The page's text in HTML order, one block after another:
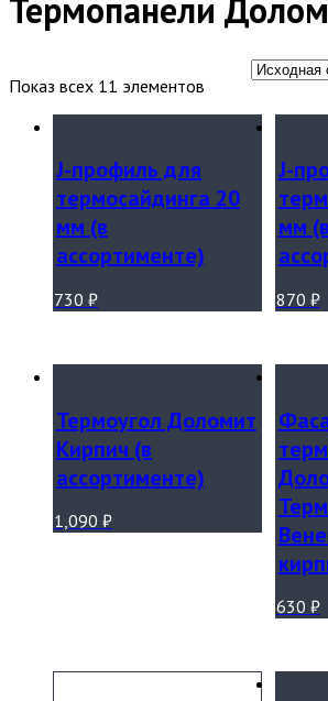
Термопанели
Показ всех 11 элементов
J-профиль для
термосайдинга 20
мм (в
ассортименте)
730 ₽
J-
мм (в
870 ₽
Термоугол Доломит
Кирпич (в
ассортименте)
1,090 ₽
630 ₽